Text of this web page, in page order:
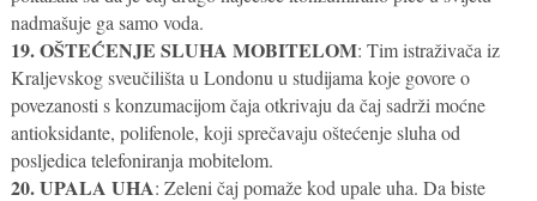
nadmašuje ga samo voda.
19. OŠTEĆENJE SLUHA MOBITELOM: Tim istraživača iz
Kraljevskog sveučilišta u Londonu u studijama koje govore o
povezanosti s konzumacijom čaja otkrivaju da čaj sadrži moćne
antioksidante, polifenole, koji sprečavaju oštećenje sluha od
posljedica telefoniranja mobitelom.
20. UPALA UHA: Zeleni čaj pomaže kod upale uha. Da biste